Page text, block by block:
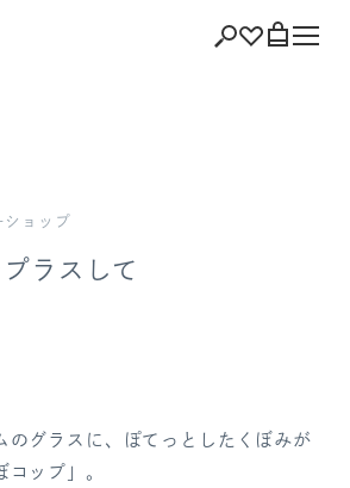
バッグを見る
ポイント
ショップ
ラスして
のグラスに、ぽてっとしたくぼみが
コップ」。